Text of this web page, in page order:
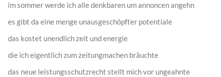
im sommer werde ich alle denkbaren um annoncen angehn
es gibt da eine menge unausgeschöpfter potentiale
das kostet unendlich zeit und energie
die ich eigentlich zum zeitungmachen bräuchte
das neue leistungsschutzrecht stellt mich vor ungeahnte